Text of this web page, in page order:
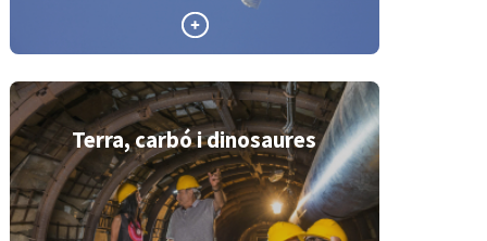
Terra, carbó i dinosaures